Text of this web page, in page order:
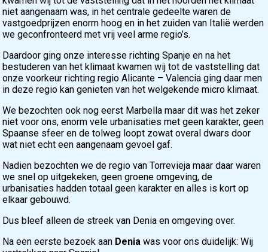
niet aangenaam was, in het centrale gedeelte waren de
vastgoedprijzen enorm hoog en in het zuiden van Italië werden
we geconfronteerd met vrij veel arme regio’s.
Daardoor ging onze interesse richting Spanje en na het
bestuderen van het klimaat kwamen wij tot de vaststelling dat
onze voorkeur richting regio Alicante – Valencia ging daar men
in deze regio kan genieten van het welgekende micro klimaat.
We bezochten ook nog eerst Marbella maar dit was het zeker
niet voor ons, enorm vele urbanisaties met geen karakter, geen
Spaanse sfeer en de tolweg loopt zowat overal dwars door
wat niet echt een aangenaam gevoel gaf.
Nadien bezochten we de regio van Torrevieja maar daar waren
we snel op uitgekeken, geen groene omgeving, de
urbanisaties hadden totaal geen karakter en alles is kort op
elkaar gebouwd.
Dus bleef alleen de streek van Denia en omgeving over.
Na een eerste bezoek aan Denia was voor ons duidelijk: Wij